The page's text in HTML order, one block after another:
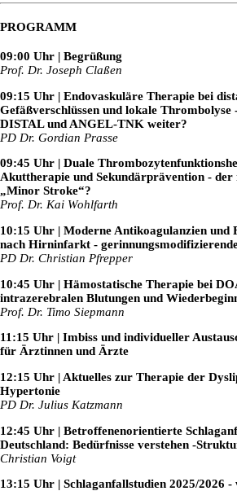
PROGRAMM
09:00 Uhr | Begrüßung
Prof. Dr. Joseph Claßen
09:15 Uhr | Endovaskuläre Therapie bei
Gefäßverschlüssen und lokale Thrombolyse
DISTAL und ANGEL-TNK weiter?
PD Dr. Gordian Prasse
09:45 Uhr | Duale
Akuttherapie und Sekundärprävention - der
„Minor Stroke“?
Prof. Dr. Kai Wohlfarth
10:15 Uhr | Moderne Antikoagulanzien
nach Hirninfarkt -
PD Dr. Christian Pfrepper
10:45 Uhr | Hämostatische Therapie bei
intrazerebralen Blutungen und
Prof. Dr. Timo Siepmann
11:15 Uhr | Imbiss und individueller
für Ärztinnen und Ärzte
12:15 Uhr | Aktuelles zur Therapie der
Hypertonie
PD Dr. Julius Katzmann
12:45 Uhr | Betroffenenorientierte
Deutschland: Bedürfnisse verstehen -
Christian Voigt
13:15 Uhr | Schlaganfallstudien 2025/2026 -